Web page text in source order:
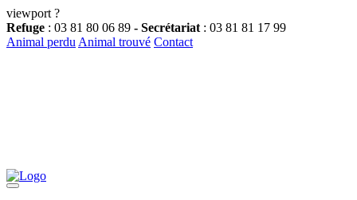
viewport ?
Refuge : 03 81 80 06 89 - Secrétariat : 03 81 81 17 99
Animal perdu Animal trouvé Contact